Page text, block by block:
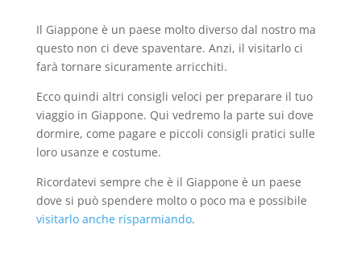
Il Giappone è un paese molto diverso dal nostro ma
questo non ci deve spaventare. Anzi, il visitarlo ci
farà tornare sicuramente arricchiti.
Ecco quindi altri consigli veloci per preparare il tuo
viaggio in Giappone. Qui vedremo la parte sui dove
dormire, come pagare e piccoli consigli pratici sulle
loro usanze e costume.
Ricordatevi sempre che è il Giappone è un paese
dove si può spendere molto o poco ma e possibile
visitarlo anche risparmiando.